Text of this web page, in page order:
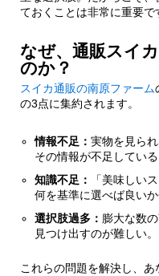
ておくことは非常に重要で
なぜ、通販スイ
のか？
スイカ通販の南原ファーム
の3点に集約されます。
情報不足：実物を見ら
その情報が不足している
知識不足：
「美味しい
何を基準に選べば良いか
選択肢過多： 膨大な数
見つけ出すのが難しい。
これらの問題を解決し、あ